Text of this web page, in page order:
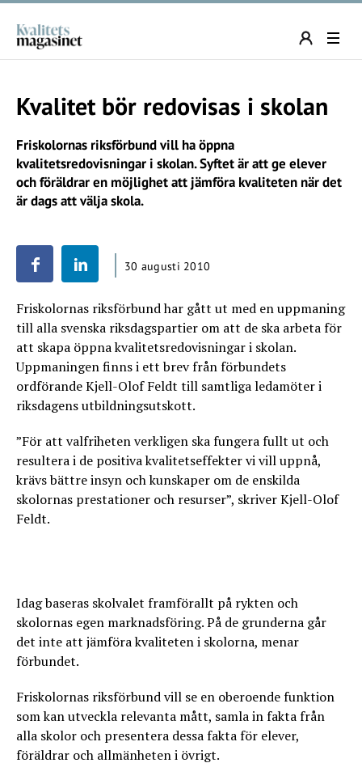
Kvalitet bör redovisas i skolan
Friskolornas riksförbund vill ha öppna
kvalitetsredovisningar i skolan. Syftet är att ge elever
och föräldrar en möjlighet att jämföra kvaliteten när det
är dags att välja skola.
30 augusti 2010
Friskolornas riksförbund har gått ut med en uppmaning
till alla svenska riksdagspartier om att de ska arbeta för
att skapa öppna kvalitetsredovisningar i skolan.
Uppmaningen finns i ett brev från förbundets
ordförande Kjell-Olof Feldt till samtliga ledamöter i
riksdagens utbildningsutskott.
”För att valfriheten verkligen ska fungera fullt ut och
resultera i de positiva kvalitetseffekter vi vill uppnå,
krävs bättre insyn och kunskaper om de enskilda
skolornas prestationer och resurser”, skriver Kjell-Olof
Feldt.
Idag baseras skolvalet framförallt på rykten och
skolornas egen marknadsföring. På de grunderna går
det inte att jämföra kvaliteten i skolorna, menar
förbundet.
Friskolornas riksförbund vill se en oberoende funktion
som kan utveckla relevanta mått, samla in fakta från
alla skolor och presentera dessa fakta för elever,
föräldrar och allmänheten i övrigt.